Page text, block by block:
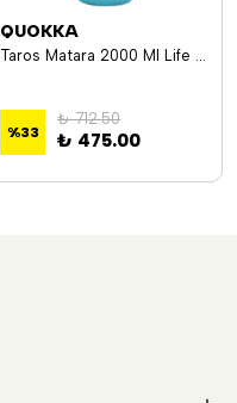
QUOKKA
Taros Matara 2000 Ml Life Rainbow 6725
%33
₺ 712.50
₺ 475.00